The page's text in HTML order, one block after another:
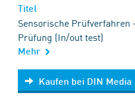
Sensorische
Prüfung (In/out test)
Mehr
Kaufen bei DIN Media
Kaufen bei DIN Media